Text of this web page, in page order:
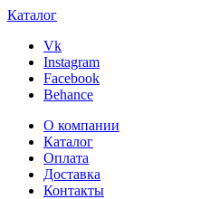
Каталог
Vk
Instagram
Facebook
Behance
О компании
Каталог
Оплата
Доставка
Контакты